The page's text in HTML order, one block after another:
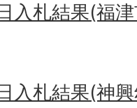
入札結果(福
入札結果(神